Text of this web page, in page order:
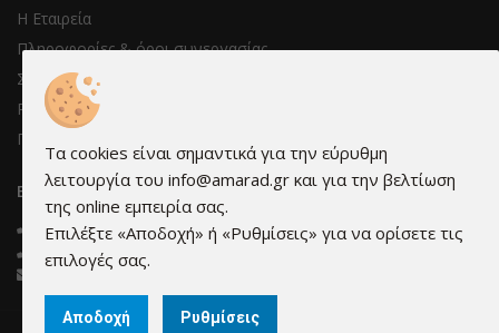
Η Εταιρεία
Πληροφορίες & όροι συνεργασίας
Συνεργάτες μας
Ρυθμίσεις cookies
Προστασία προσωπικών δεδομένων
ΕΠΙΚΟΙΝΩΝΊΑ
210 3473595
210 3421576
info@amarad.gr
Τα cookies είναι σημαντικά για την εύρυθμη
λειτουργία του info@amarad.gr και για την βελτίωση
της online εμπειρία σας.
Επιλέξτε «Αποδοχή» ή «Ρυθμίσεις» για να ορίσετε τις
επιλογές σας.
Αποδοχή Ρυθμίσεις